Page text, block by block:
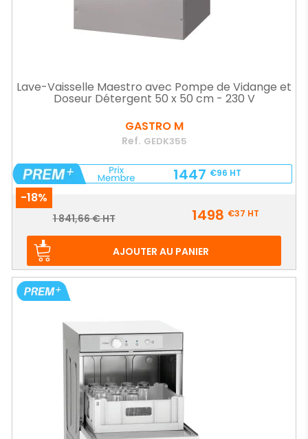
Lave-Vaisselle Maestro avec Pompe de Vidange et
Doseur Détergent 50 x 50 cm - 230 V
GASTRO M
Ref. GEDK355
1447 €96 HT
-18%
Prix
Prix
1 841,66 € HT 1498 €37 HT
AJOUTER AU PANIER